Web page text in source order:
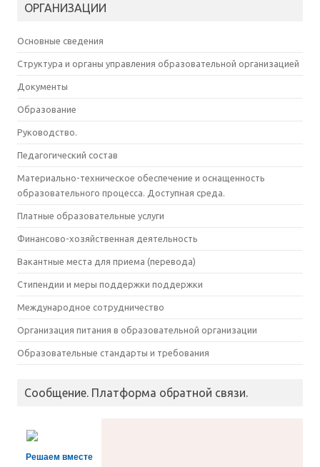
ОРГАНИЗАЦИИ
Основные сведения
Структура и органы управления образовательной организацией
Документы
Образование
Руководство.
Педагогический состав
Материально-техническое обеспечение и оснащенность
образовательного процесса. Доступная среда.
Платные образовательные услуги
Финансово-хозяйственная деятельность
Вакантные места для приема (перевода)
Стипендии и меры поддержки поддержки
Международное сотрудничество
Организация питания в образовательной организации
Образовательные стандарты и требования
Сообщение. Платформа обратной связи.
Решаем вместе